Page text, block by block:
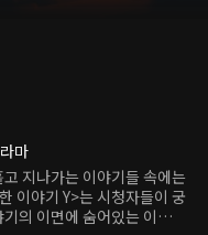
마
지나가는 이야기들 속에는
이야기 Y>는 시청자들이 궁
의 이면에 숨어있는 이유를